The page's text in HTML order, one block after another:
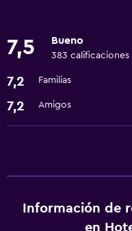
Lavandería
Actividades
Senderismo
Servicios básicos
7,5 Bueno
383 calificaciones
7,2 Familias
7,2 Amigos
Información de
en